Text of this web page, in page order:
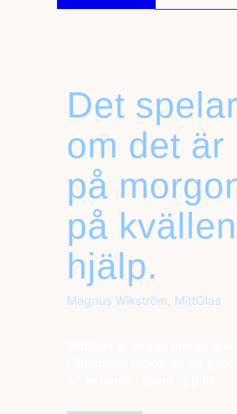
Det
om det är
på
på
hjälp.
Magnus Wikström, MittGlas